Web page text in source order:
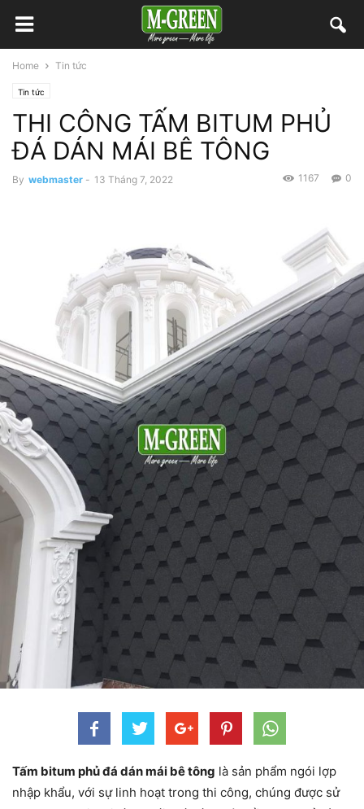
Home Tin tức
Tin tức
THI CÔNG TẤM BITUM PHỦ
ĐÁ DÁN MÁI BÊ TÔNG
By webmaster - 13 Tháng 7, 2022 0
1167
Tấm bitum phủ đá dán mái bê tông là sản phẩm ngói lợp
nhập khẩu, với sự linh hoạt trong thi công, chúng được sử